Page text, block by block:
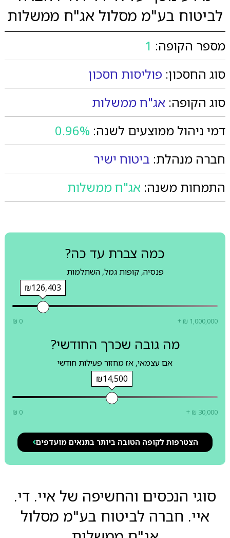
לביטוח בע"מ מסלול אג"ח ממשלות
מספר הקופה: 1
סוג החסכון: פוליסות חסכון
סוג הקופה: אג"ח ממשלות
דמי ניהול ממוצעים לשנה: 0.96%
חברה מנהלת: ביטוח ישיר
התמחות משנה: אג"ח ממשלות
כמה צברת עד כה?
פנסיה, קופות גמל, השתלמות
₪126,403
₪ 0 + ₪ 1,000,000
מה גובה שכרך החודשי?
אם עצמאי, אז מחזור פעילות חודשי
₪14,500
₪ 0 + ₪ 30,000
הצטרפות לקופה הטובה ביותר בתנאים מועדפים
סוגי הנכסים והחשיפה של איי. די.
איי. חברה לביטוח בע"מ מסלול